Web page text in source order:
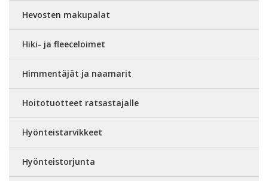
Hevosten makupalat
Hiki- ja fleeceloimet
Himmentäjät ja naamarit
Hoitotuotteet ratsastajalle
Hyönteistarvikkeet
Hyönteistorjunta